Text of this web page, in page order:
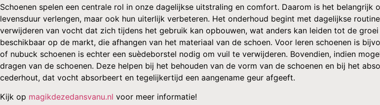
Schoenen spelen een centrale rol in onze dagelijkse uitstraling en comfort. Daarom is het
levensduur verlengen, maar ook hun uiterlijk verbeteren. Het onderhoud begint met dagelijkse
verwijderen van vocht dat zich tijdens het gebruik kan opbouwen, wat anders kan leiden tot de
beschikbaar op de markt, die afhangen van het materiaal van de schoen. Voor leren schoenen is
of nubuck schoenen is echter een suèdeborstel nodig om vuil te verwijderen. Bovendien, indien
dragen van de schoenen. Deze helpen bij het behouden van de vorm van de schoenen en bij het
cederhout, dat vocht absorbeert en tegelijkertijd een aangename geur afgeeft.
Kijk op magikdezedansvanu.nl voor meer informatie!